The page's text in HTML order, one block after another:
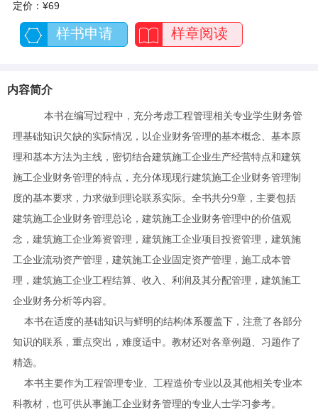
定价： ¥69
样书申请 样章阅读
内容简介
本书在编写过程中，充分考虑工程管理相关专业学生财务管
理基础知识欠缺的实际情况，以企业财务管理的基本概念、基本原
理和基本方法为主线，密切结合建筑施工企业生产经营特点和建筑
施工企业财务管理的特点，充分体现现行建筑施工企业财务管理制
度的基本要求，力求做到理论联系实际。全书共分9章，主要包括
建筑施工企业财务管理总论，建筑施工企业财务管理中的价值观
念，建筑施工企业筹资管理，建筑施工企业项目投资管理，建筑施
工企业流动资产管理，建筑施工企业固定资产管理，施工成本管
理，建筑施工企业工程结算、收入、利润及其分配管理，建筑施工
企业财务分析等内容。
本书在适度的基础知识与鲜明的结构体系覆盖下，注意了各部分
知识的联系，重点突出，难度适中。教材还对各章例题、习题作了
精选。
本书主要作为工程管理专业、工程造价专业以及其他相关专业本
科教材，也可供从事施工企业财务管理的专业人士学习参考。